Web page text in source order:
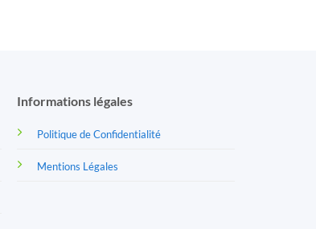
Informations légales
Politique de Confidentialité
Mentions Légales